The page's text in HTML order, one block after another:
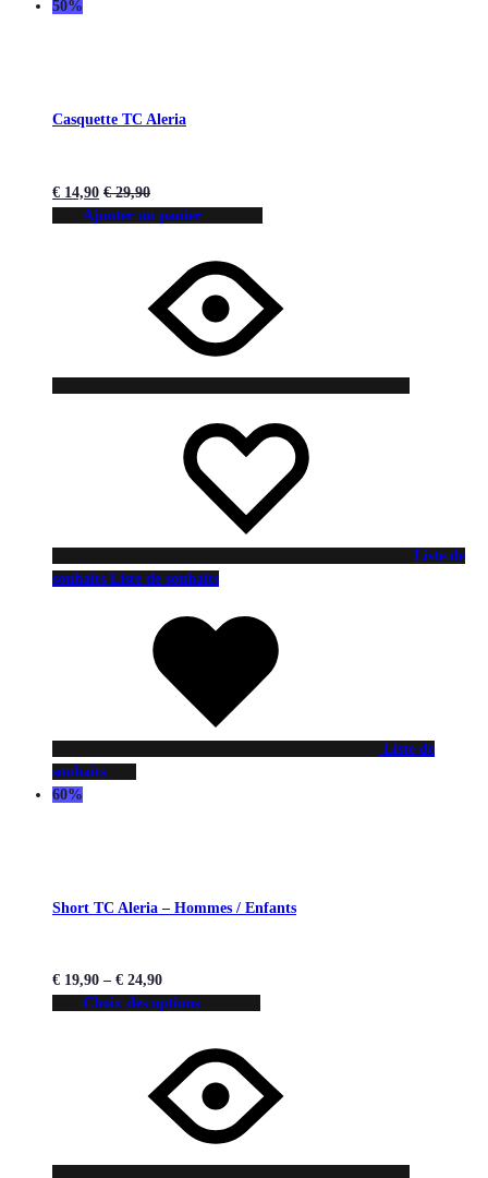
50%
Casquette TC Aleria
€ 14,90 €29,90
Ajouter au panier
Liste de
souhaits Liste de souhaits
Liste de
souhaits
60%
Short TC Aleria – Hommes / Enfants
€ 19,90 – € 24,90
Choix des options